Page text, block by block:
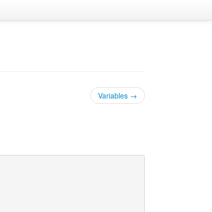
Variables →